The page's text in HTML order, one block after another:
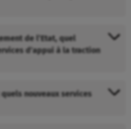
de l’Etat, quel
d’appui à la traction
nouveaux services